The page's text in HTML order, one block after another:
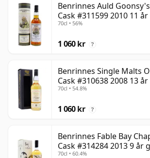
Benrinnes Auld
Cask #311599 2010 11
70cl • 56%
1 060 kr ?
Benrinnes Single Malts
Cask #310638 2008 13
70cl • 54.8%
1 060 kr ?
Benrinnes Fable Bay
Cask #314284 2013 9 år
70cl • 60.4%